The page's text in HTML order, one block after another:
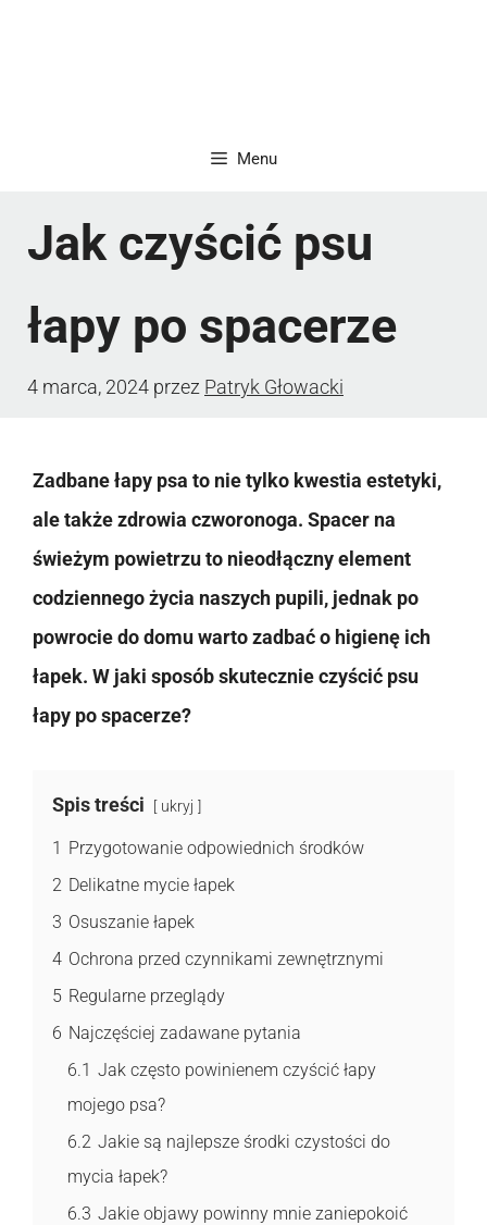
Menu
Jak czyścić psu
łapy po spacerze
4 marca, 2024 przez Patryk Głowacki
Zadbane łapy psa to nie tylko kwestia estetyki,
ale także zdrowia czworonoga. Spacer na
świeżym powietrzu to nieodłączny element
codziennego życia naszych pupili, jednak po
powrocie do domu warto zadbać o higienę ich
łapek. W jaki sposób skutecznie czyścić psu
łapy po spacerze?
Spis treści ukryj
1 Przygotowanie odpowiednich środków
2 Delikatne mycie łapek
3 Osuszanie łapek
4 Ochrona przed czynnikami zewnętrznymi
5 Regularne przeglądy
6 Najczęściej zadawane pytania
6.1 Jak często powinienem czyścić łapy
mojego psa?
6.2 Jakie są najlepsze środki czystości do
mycia łapek?
6.3 Jakie objawy powinny mnie zaniepokoić